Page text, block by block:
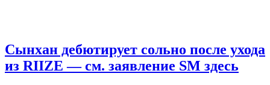
Сынхан дебютирует сольно после ухода
из RIIZE — см. заявление SM здесь